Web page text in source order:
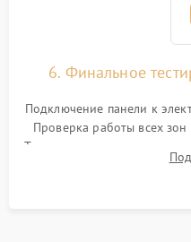
6. Финальное
Подключение панели к
Проверка работы всех
Тестирование сенсорного
остаточного тепла и